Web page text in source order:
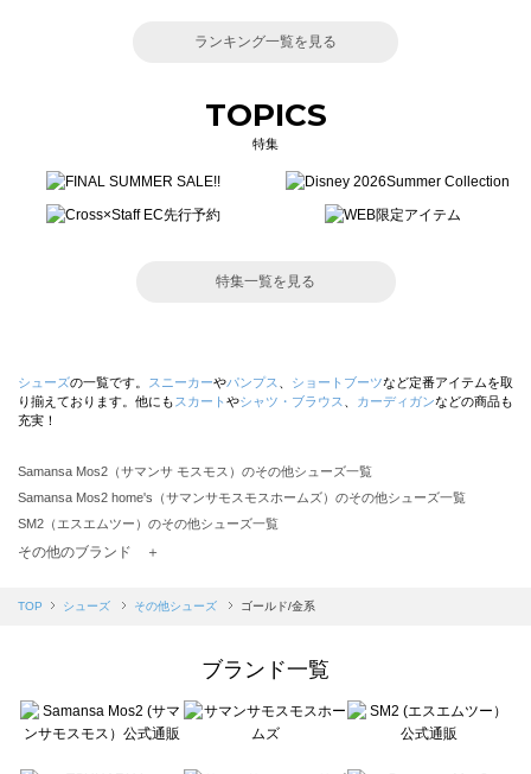
ランキング一覧を見る
TOPICS
特集
特集一覧を見る
シューズの一覧です。 スニーカーやパンプス ショートブーツなど定番アイテムを取
り揃えております。他にも スカート やシャツ・ブラウス カーディガンなどの商品も
充実！
Samansa Mos2（サマンサ モスモス）のその他シューズ一覧
Samansa Mos2 home's（サマンサモスモスホームズ）のその他シューズ一覧
SM2（エスエムツー）のその他シューズ一覧
Samansa Mos2 blue（サマンサモスモス ブルー）のその他シューズ一覧
sō4ū（ソウフォーユー）のその他シューズ一覧
Te chichi（テチチ）のその他シューズ一覧
Te chichi CLASSIC（テチチ クラシック）のその他シューズ一覧
その他のブランド ＋
TOP シューズ その他シューズ ゴールド/金系
ブランド一覧